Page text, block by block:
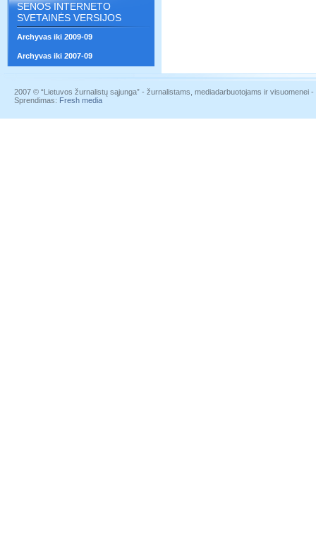
SENOS INTERNETO
SVETAINĖS VERSIJOS
Archyvas iki 2009-09
Archyvas iki 2007-09
2007 © “Lietuvos žurnalistų sąjunga” - žurnalistams, mediadarbuotojams ir visuomenei
Sprendimas: Fresh media